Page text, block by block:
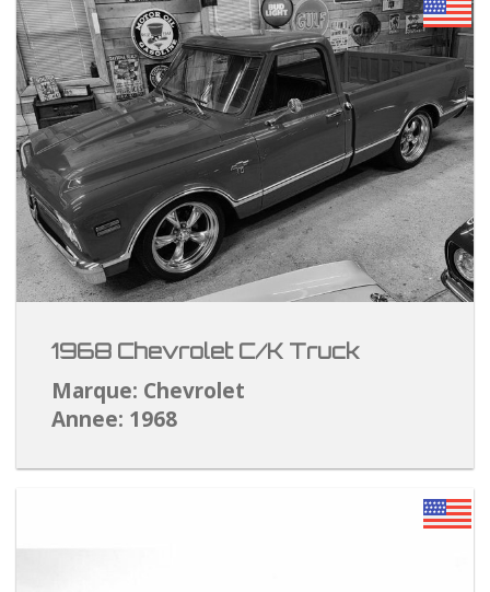
1968 Chevrolet C/K Truck
Marque: Chevrolet
Annee: 1968